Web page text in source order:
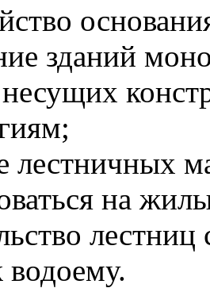
зданий
несущих
лестничных
на
водоему.